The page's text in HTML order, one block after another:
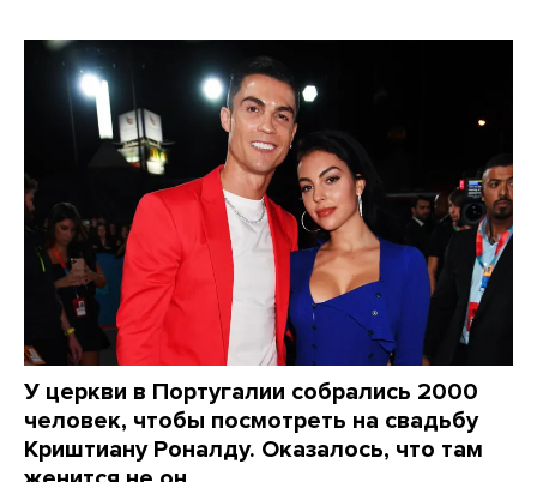
У церкви в Португалии собрались 2000
человек, чтобы посмотреть на свадьбу
Криштиану Роналду. Оказалось, что там